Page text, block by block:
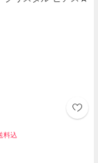
料込